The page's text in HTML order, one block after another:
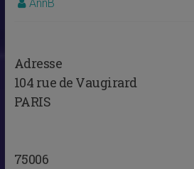
AnnB
Adresse
104 rue de Vaugirard
PARIS
75006